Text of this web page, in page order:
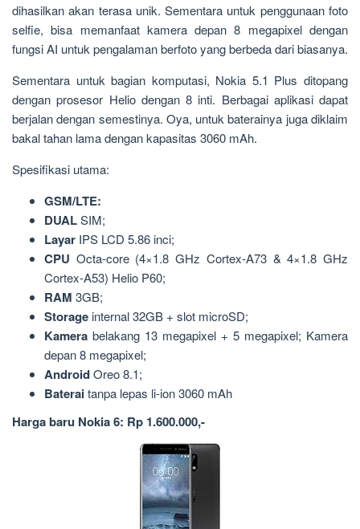
dihasilkan akan terasa unik. Sementara untuk penggunaan foto
selfie, bisa memanfaat kamera depan 8 megapixel dengan
fungsi AI untuk pengalaman berfoto yang berbeda dari biasanya.
Sementara untuk bagian komputasi, Nokia 5.1 Plus ditopang
dengan prosesor Helio dengan 8 inti. Berbagai aplikasi dapat
berjalan dengan semestinya. Oya, untuk baterainya juga diklaim
bakal tahan lama dengan kapasitas 3060 mAh.
Spesifikasi utama:
GSM/LTE:
DUALSIM;
Layar IPS LCD 5.86 inci;
CPU Octa-core (4×1.8 GHz Cortex-A73 & 4×1.8 GHz
Cortex-A53) Helio P60;
RAM 3GB;
Storage internal 32GB + slot microSD;
Kamera belakang 13 megapixel + 5 megapixel; Kamera
depan 8 megapixel;
AndroidOreo 8.1;
Bateraitanpa lepas li-ion 3060 mAh
Harga baru Nokia 6: Rp 1.600.000,-